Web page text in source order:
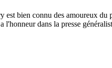
est bien connu des amoureux
dans la presse